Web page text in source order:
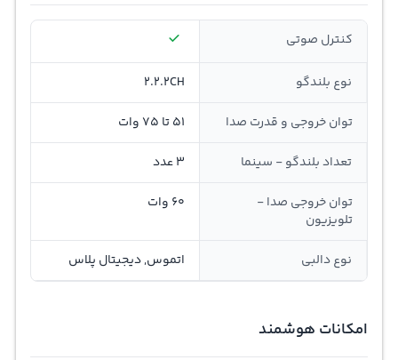
کنترل صوتی
نوع بلندگو 2.2.2CH
توان خروجی و قدرت صدا 51 تا 75 وات
تعداد بلندگو - سینما 3 عدد
توان خروجی صدا -
تلویزیون
60 وات
نوع دالبی اتموس, دیجیتال پلاس
امکانات هوشمند